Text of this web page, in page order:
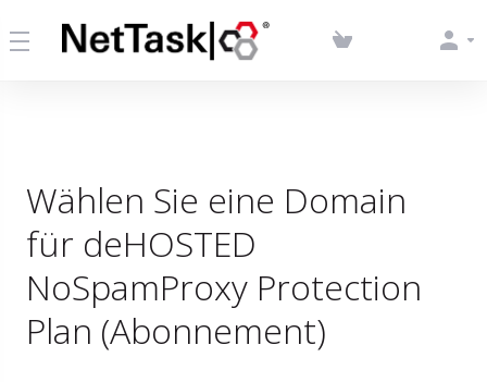
Wählen Sie eine Domain
für deHOSTED
NoSpamProxy Protection
Plan (Abonnement)